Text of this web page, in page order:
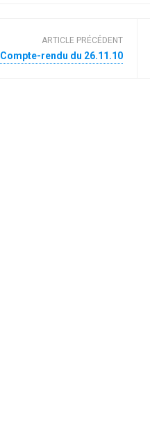
ARTICLE PRÉCÉDENT
Compte-rendu du 26.11.10